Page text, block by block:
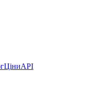
ЦіниAPI